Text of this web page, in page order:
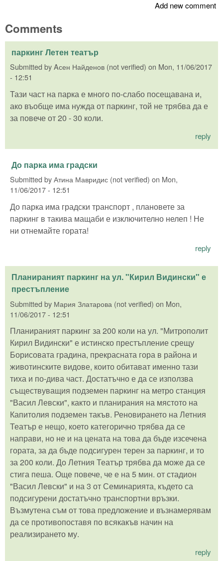
Add new comment
Comments
паркинг Летен театър
Submitted byAсен Найденов (not verified) on Mon, 11/06/2017
- 12:51
Тази част на парка е много по-слабо посещавана и,
ако въобще има нужда от паркинг, той не трябва да е
за повече от 20 - 30 коли.
reply
До парка има градски
Submitted byАтина Мавридис (not verified) on Mon,
11/06/2017 - 12:51
До парка има градски транспорт , плановете за
паркинг в такива мащаби е изключително нелеп ! Не
ни отнемайте гората!
reply
Планираният паркинг на ул. "Кирил Видински" е
престъпление
Submitted by Мария Златарова (not verified) on Mon,
11/06/2017 - 12:51
Планираният паркинг за 200 коли на ул. "Митрополит
Кирил Видински" е истинско престъпление срещу
Борисовата градина, прекрасната гора в района и
животинските видове, които обитават именно тази
тиха и по-дива част. Достатъчно е да се използва
съществуващия подземен паркинг на метро станция
"Васил Левски", както и планирания на мястото на
Капитолия подземен такъв. Реновирането на Летния
Театър е нещо, което категорично трябва да се
направи, но не и на цената на това да бъде изсечена
гората, за да бъде подсигурен терен за паркинг, и то
за 200 коли. До Летния Театър трябва да може да се
стига пеша. Още повече, че е на 5 мин. от стадион
"Васил Левски" и на 3 от Семинарията, където са
подсигурени достатъчно транспортни връзки.
Възмутена съм от това предложение и възнамерявам
да се противопоставя по всякакъв начин на
реализирането му.
reply